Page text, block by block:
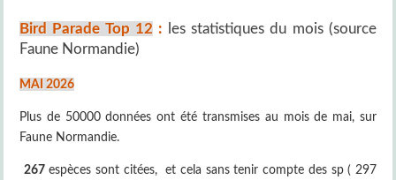
Bird Parade Top 12 :
les statistiques du mois (source
Faune Normandie)
MAI 2026
Plus de 50000 données ont été transmises au mois de mai, sur
Faune Normandie.
267espèces sont citées, et cela sans tenir compte des sp ( 297